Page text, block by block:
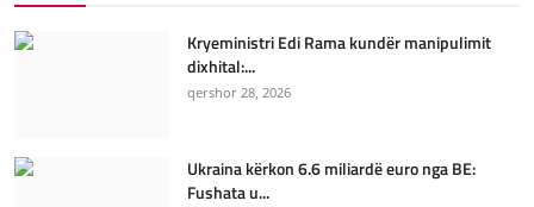
Kryeministri Edi Rama kundër manipulimit
dixhital:...
qershor 28, 2026
Ukraina kërkon 6.6 miliardë euro nga BE:
Fushata u...